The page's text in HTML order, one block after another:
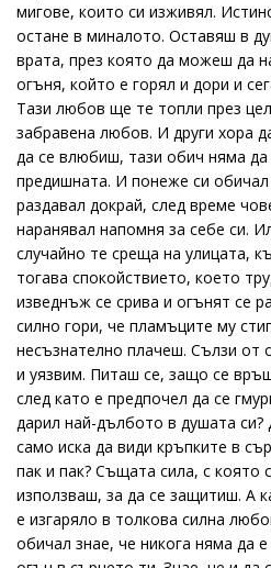
мигове, които си изживял.
остане в миналото. Оставяш в
врата, през която да можеш да
огъня, който е горял и дори и
Тази любов ще те топли през
забравена любов. И други хора
да се влюбиш, тази обич няма
предишната. И понеже си обичал
раздавал докрай, след време
наранявал напомня за себе си.
случайно те среща на улицата,
тогава спокойствието, което
изведнъж се срива и огънят се
силно гори, че пламъците му
несъзнателно плачеш. Сълзи от
и уязвим. Питаш се, защо се
след като е предпочел да се
дарил най-дълбото в душата
само иска да види кръпките в
пак и пак? Същата сила, с която
използваш, за да се защитиш. А
е изгаряло в толкова силна
обичал знае, че никога няма да